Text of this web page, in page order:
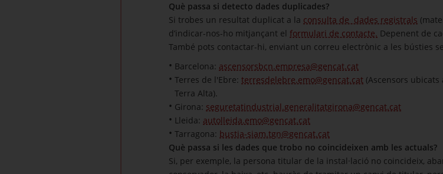
Què passa si detecto dades duplicades?
Si trobes un resultat duplicat a la consulta de dades registrals
d’indicar-nos-ho mitjançant el formulari de contacte. Depenent de
També pots contactar-hi, enviant un correu electrònic a les bústies
Barcelona: ascensorsbcn.empresa@gencat.cat
Terres de l'Ebre: terresdelebre.emo@gencat.cat (Ascensors ubicats
Terra Alta).
Girona: seguretatindustrial.generalitatgirona@gencat.cat
Lleida: autolleida.emo@gencat.cat
Tarragona: bustia-siam.tgn@gencat.cat
Què passa si les dades que trobo no coincideixen amb les actuals?
Si, per exemple, la persona titular de la instal·lació no coincideix,